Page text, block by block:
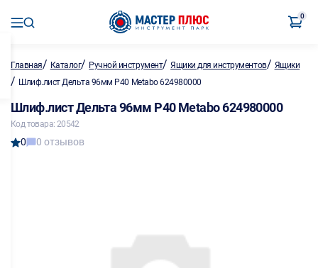
0
Главная/ Каталог/ Ручной инструмент/Ящики для инструментов/ Ящики
/ Шлиф.лист Дельта 96мм P40 Metabo 624980000
Шлиф.лист Дельта 96мм P40 Metabo 624980000
Код товара: 20542
0 0 отзывов